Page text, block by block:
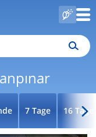
7 Tage 16 Tage